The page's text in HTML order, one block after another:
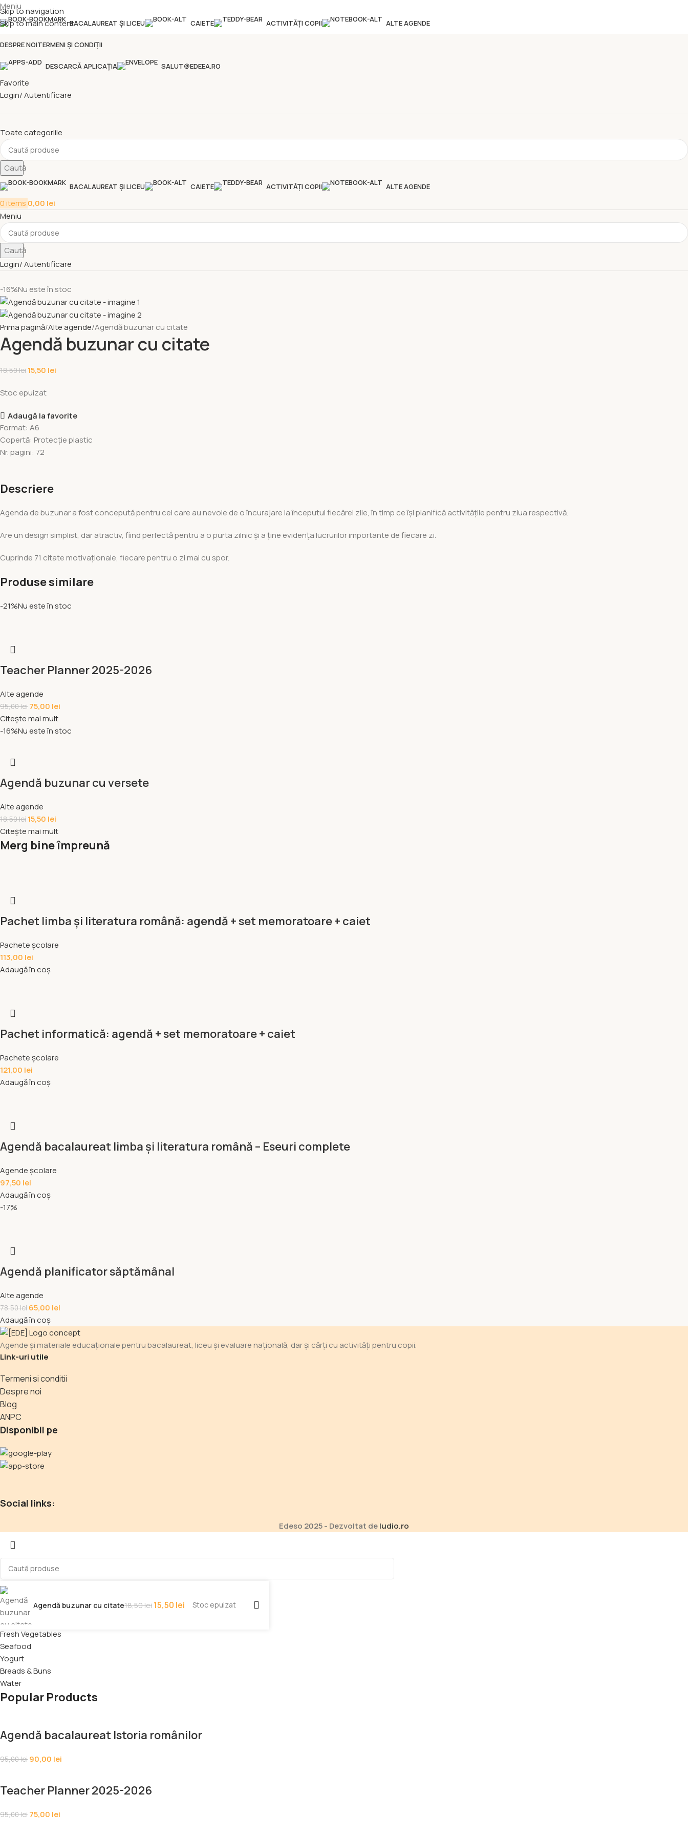
Skip to navigation
Skip to main content
Meniu
BACALAUREAT ȘI LICEU CAIETE ACTIVITĂȚI COPII ALTE AGENDE
DESPRE NOITERMENI ȘI CONDIȚII
DESCARCĂ APLICAȚIA SALUT@EDEEA.RO
Favorite
Login/ Autentificare
Toate categoriile
Caută
BACALAUREAT ȘI LICEU CAIETE ACTIVITĂȚI COPII ALTE AGENDE
0items 0,00 lei
Meniu
Caută
Login/ Autentificare
-16%Nu este în stoc
Prima pagină Alte agende Agendă buzunar cu citate
Agendă buzunar cu citate
18,50lei 15,50 lei
Stoc epuizat
Adaugă la favorite
Format: A6
Copertă: Protecție plastic
Nr. pagini: 72
Descriere
Agenda de buzunar a fost concepută pentru cei care au nevoie de o încurajare la începutul fiecărei zile, în timp ce își planifică activitățile pentru ziua respectivă.
Are un design simplist, dar atractiv, fiind perfectă pentru a o purta zilnic și a ține evidența lucrurilor importante de fiecare zi.
Cuprinde 71 citate motivaționale, fiecare pentru o zi mai cu spor.
Produse similare
-21%Nu este în stoc
Teacher Planner 2025-2026
Alte agende
95,00lei 75,00 lei
Citește mai mult
-16%Nu este în stoc
Agendă buzunar cu versete
Alte agende
18,50lei 15,50 lei
Citește mai mult
Merg bine împreună
Pachet limba și literatura română: agendă + set memoratoare + caiet
Pachete școlare
113,00 lei
Adaugă în coș
Pachet informatică: agendă + set memoratoare + caiet
Pachete școlare
121,00 lei
Adaugă în coș
Agendă bacalaureat limba și literatura română – Eseuri complete
Agende școlare
97,50 lei
Adaugă în coș
-17%
Agendă planificator săptămânal
Alte agende
78,50lei 65,00 lei
Adaugă în coș
Agende și materiale educaționale pentru bacalaureat, liceu și evaluare națională, dar și cărți cu activități pentru copii.
Link-uri utile
Termeni si conditii
Despre noi
Blog
ANPC
Disponibil pe
Social links:
Edeso 2025 - Dezvoltat deludio.ro
Selectează categorie
Caută
Popular requests
Fresh Vegetables
Seafood
Yogurt
Breads & Buns
Water
Popular Products
Agendă bacalaureat Istoria românilor
95,00lei 90,00 lei
Teacher Planner 2025-2026
95,00lei 75,00 lei
Agendă buzunar cu citate18,50lei 15,50 lei Stoc epuizat